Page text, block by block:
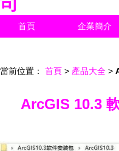
首頁 企業簡介
當前位置： 首頁 > 產品大全 >
ArcGIS 10.3